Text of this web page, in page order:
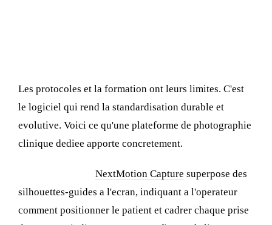
Les protocoles et la formation ont leurs limites. C'est
le logiciel qui rend la standardisation durable et
evolutive. Voici ce qu'une plateforme de photographie
clinique dediee apporte concretement.
NextMotion Capture superpose des
silhouettes-guides a l'ecran, indiquant a l'operateur
comment positionner le patient et cadrer chaque prise